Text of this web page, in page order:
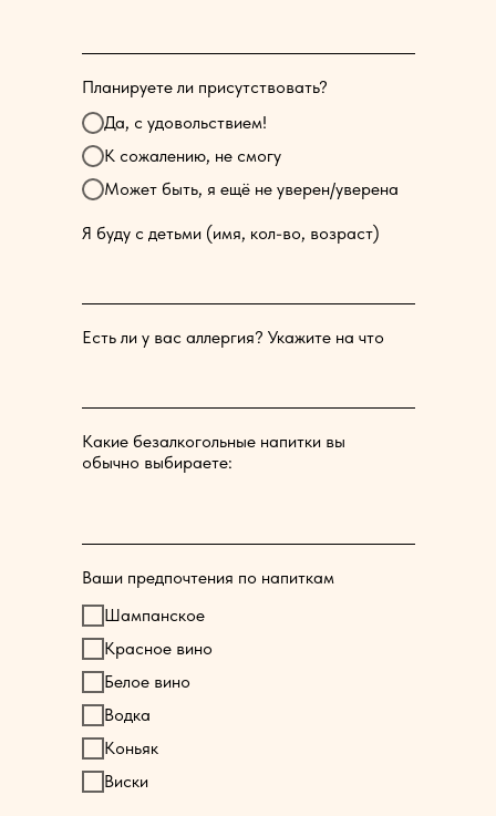
Планируете ли присутствовать?
Да, с удовольствием!
К сожалению, не смогу
Может быть, я ещё не уверен/уверена
Я буду с детьми (имя, кол-во, возраст)
Есть ли у вас аллергия? Укажите на что
Какие безалкогольные напитки вы
обычно выбираете:
Ваши предпочтения по напиткам
Шампанское
Красное вино
Белое вино
Водка
Коньяк
Виски